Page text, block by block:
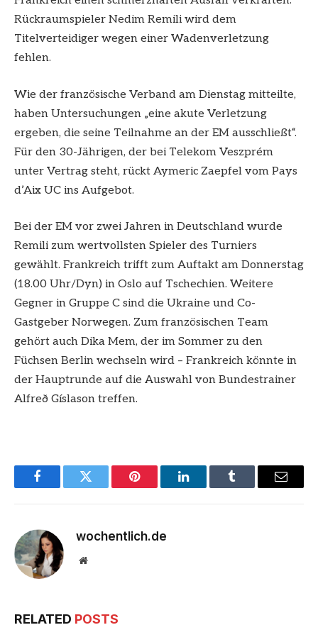
Rückraumspieler Nedim Remili wird dem
Titelverteidiger wegen einer Wadenverletzung
fehlen.
Wie der französische Verband am Dienstag mitteilte,
haben Untersuchungen „eine akute Verletzung
ergeben, die seine Teilnahme an der EM ausschließt“.
Für den 30-Jährigen, der bei Telekom Veszprém
unter Vertrag steht, rückt Aymeric Zaepfel vom Pays
d’Aix UC ins Aufgebot.
Bei der EM vor zwei Jahren in Deutschland wurde
Remili zum wertvollsten Spieler des Turniers
gewählt. Frankreich trifft zum Auftakt am Donnerstag
(18.00 Uhr/Dyn) in Oslo auf Tschechien. Weitere
Gegner in Gruppe C sind die Ukraine und Co-
Gastgeber Norwegen. Zum französischen Team
gehört auch Dika Mem, der im Sommer zu den
Füchsen Berlin wechseln wird – Frankreich könnte in
der Hauptrunde auf die Auswahl von Bundestrainer
Alfreð Gíslason treffen.
FacebookTwitter Pinterest LinkedInTumblr Email
wochentlich.de
Website
RELATED POSTS